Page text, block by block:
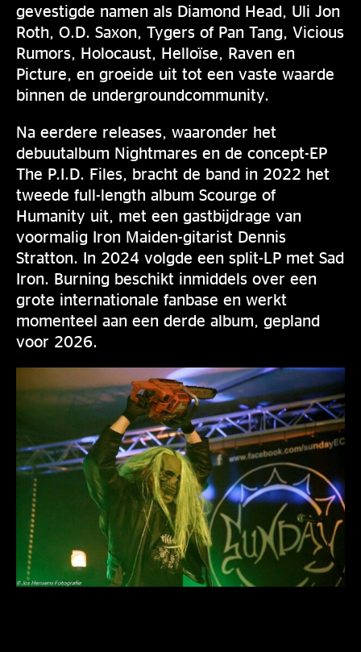
gevestigde namen als Diamond Head, Uli Jon
Roth, O.D. Saxon, Tygers of Pan Tang, Vicious
Rumors, Holocaust, Helloïse, Raven en
Picture, en groeide uit tot een vaste waarde
binnen de undergroundcommunity.
Na eerdere releases, waaronder het
debuutalbum Nightmares en de concept-EP
The P.I.D. Files, bracht de band in 2022 het
tweede full-length album Scourge of
Humanity uit, met een gastbijdrage van
voormalig Iron Maiden-gitarist Dennis
Stratton. In 2024 volgde een split-LP met Sad
Iron. Burning beschikt inmiddels over een
grote internationale fanbase en werkt
momenteel aan een derde album, gepland
voor 2026.